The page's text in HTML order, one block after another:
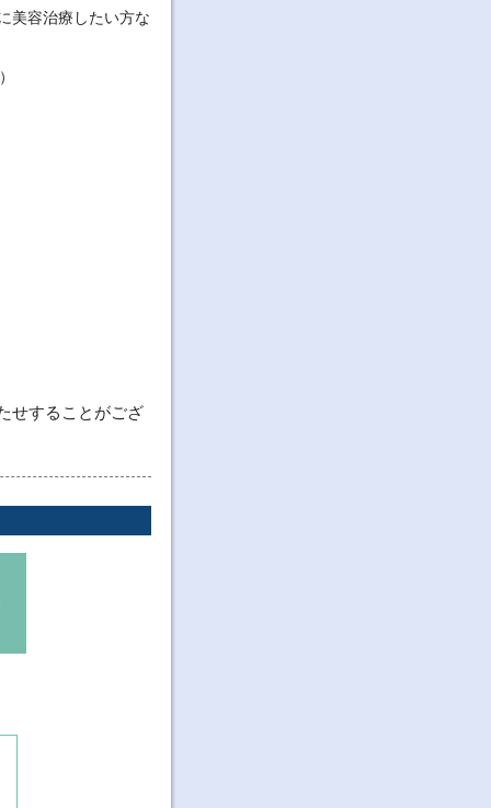
美容治療したい方な
せすることがござ